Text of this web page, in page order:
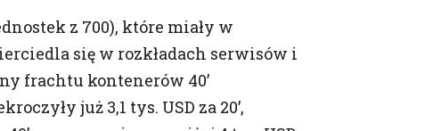
z 700), które miały w
się w rozkładach serwisów i
frachtu kontenerów 40’
już 3,1 tys. USD za 20’,
ze stron
Morze i Handel w tym